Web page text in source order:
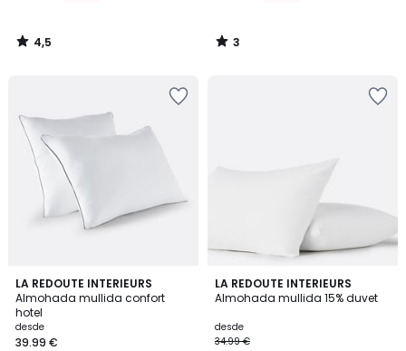
4,5
/
3
/
LA REDOUTE INTERIEURS
Almohada mullida confort
hotel
desde
39.99 €
1
/
5
LA REDOUTE INTERIEURS
Almohada mullida 15% duvet
desde
34.99 €
4,3
/ 5